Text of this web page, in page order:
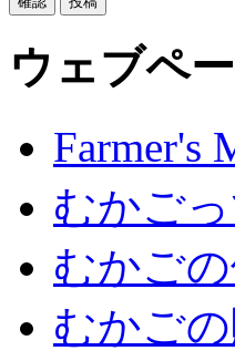
ウェブペ
Farmer's
むかご
むかご
むかご